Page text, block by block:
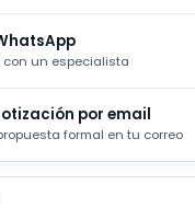
con un
precio,
por WhatsApp
ahora con un especialista
cotización por
una propuesta formal en tu